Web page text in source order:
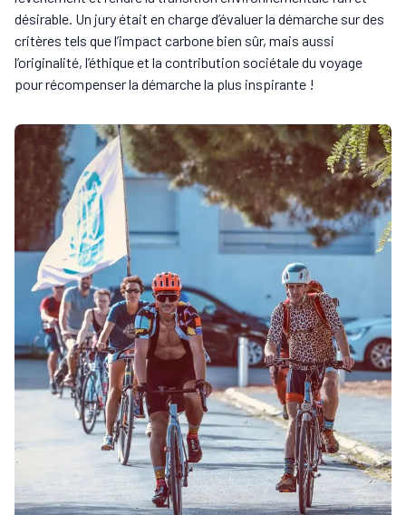
désirable. Un jury était en charge d’évaluer la démarche sur des
critères tels que l’impact carbone bien sûr, mais aussi
l’originalité, l’éthique et la contribution sociétale du voyage
pour récompenser la démarche la plus inspirante !